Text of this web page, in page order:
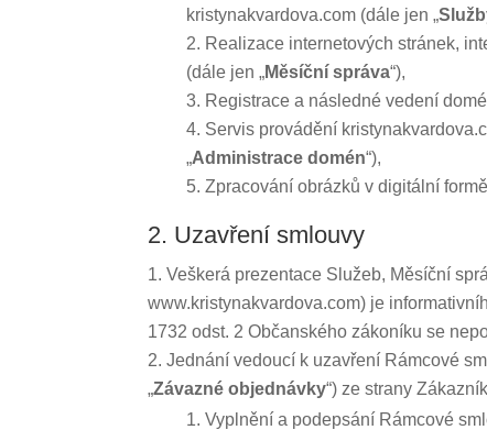
kristynakvardova.com (dále jen „
Realizace internetových stránek,
(dále jen „Měsíční správa“),
Registrace a následné vedení
Servis provádění
„Administrace domén“),
Zpracování obrázků v digitální
2. Uzavření smlouvy
Veškerá prezentace Služeb, Měsíční
www.kristynakvardova.com) je
1732 odst. 2 Občanského zákoníku se
Jednání vedoucí k uzavření Rámcové
„Závazné objednávky“) ze strany
Vyplnění a podepsání Rámcové